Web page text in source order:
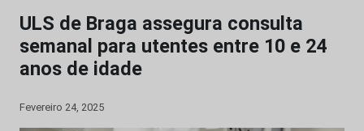
ULS de Braga assegura consulta
semanal para utentes entre 10 e 24
anos de idade
Fevereiro 24, 2025